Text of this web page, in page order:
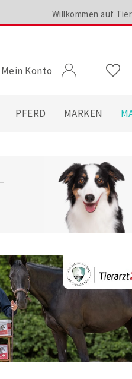
Willkommen auf
Mein Konto
PFERD MARKEN